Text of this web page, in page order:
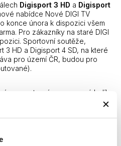
Digisport 3 HD a Digisport
nabídce Nové DIGI TV
konce února k dispozici všem
Pro zákazníky na staré DIGI
Sportovní soutěže,
3 HD a Digisport 4 SD, na které
pro území ČR, budou pro
sportovní programový balík
Nové DIGI TV, kam
a také španělskou La Ligu.